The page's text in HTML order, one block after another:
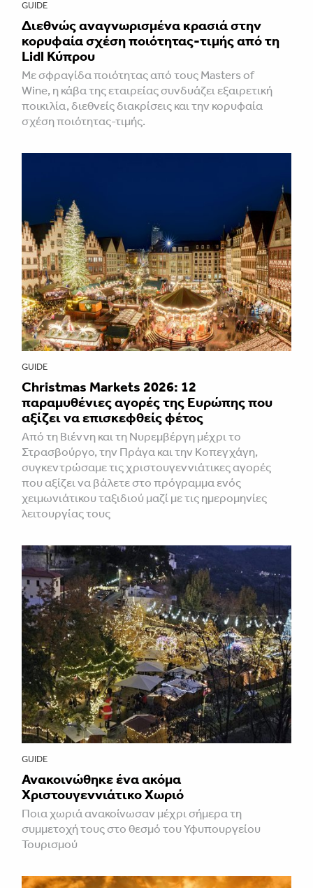
GUIDE
Διεθνώς αναγνωρισμένα κρασιά στην
κορυφαία σχέση ποιότητας-τιμής από τη
Lidl Κύπρου
Με σφραγίδα ποιότητας από τους Masters of
Wine, η κάβα της εταιρείας συνδυάζει εξαιρετική
ποικιλία, διεθνείς διακρίσεις και την κορυφαία
σχέση ποιότητας-τιμής.
GUIDE
Christmas Markets 2026: 12
παραμυθένιες αγορές της Ευρώπης που
αξίζει να επισκεφθείς φέτος
Από τη Βιέννη και τη Νυρεμβέργη μέχρι το
Στρασβούργο, την Πράγα και την Κοπεγχάγη,
συγκεντρώσαμε τις χριστουγεννιάτικες αγορές
που αξίζει να βάλετε στο πρόγραμμα ενός
χειμωνιάτικου ταξιδιού μαζί με τις ημερομηνίες
λειτουργίας τους
GUIDE
Ανακοινώθηκε ένα ακόμα
Χριστουγεννιάτικο Χωριό
Ποια χωριά ανακοίνωσαν μέχρι σήμερα τη
συμμετοχή τους στο θεσμό του Υφυπουργείου
Τουρισμού